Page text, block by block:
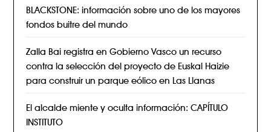
BLACKSTONE: información sobre uno de los mayores
fondos buitre del mundo
Zalla Bai registra en Gobierno Vasco un recurso
contra la selección del proyecto de Euskal Haizie
para construir un parque eólico en Las Llanas
El alcalde miente y oculta información: CAPÍTULO
INSTITUTO